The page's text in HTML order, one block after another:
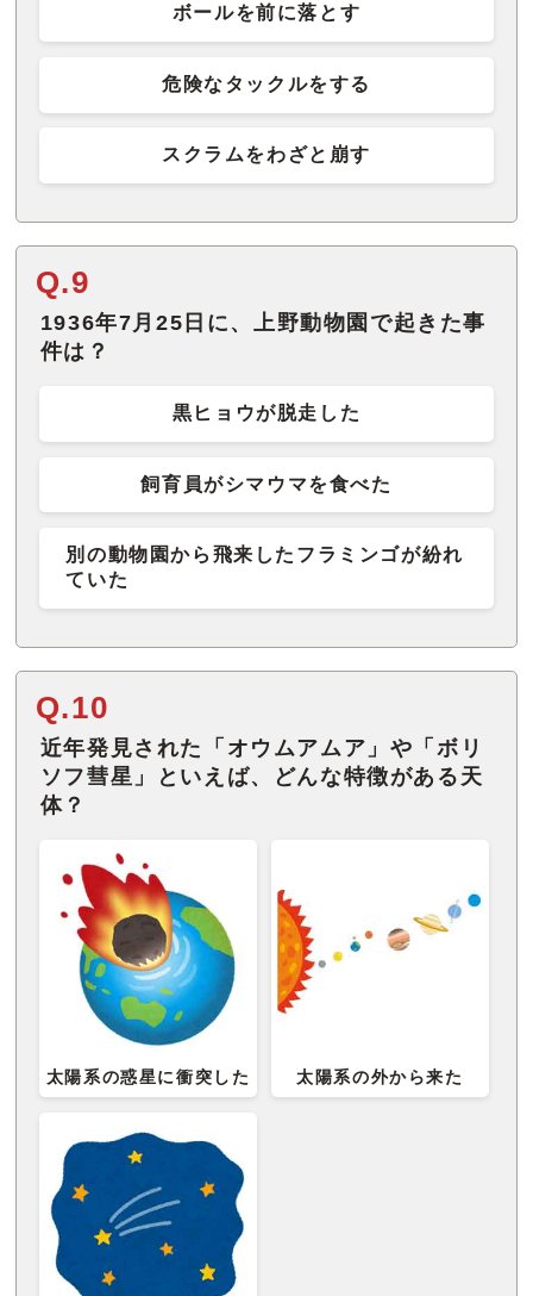
ボールを前に落とす
危険なタックルをする
スクラムをわざと崩す
Q.9
1936年7月25日に、上野動物園で起きた事
件は？
黒ヒョウが脱走した
飼育員がシマウマを食べた
別の動物園から飛来したフラミンゴが紛れ
ていた
Q.10
近年発見された「オウムアムア」や「ボリ
ソフ彗星」といえば、どんな特徴がある天
体？
太陽系の惑星に衝突した 太陽系の外から来た